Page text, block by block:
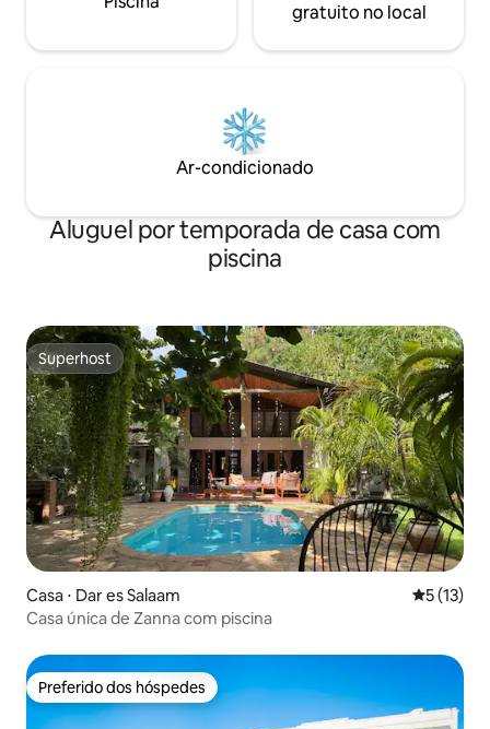
gratuito no local
Ar-condicionado
Aluguel por temporada de casa com
piscina
Superhost
Superhost
Casa ⋅ Dar es Salaam 5 de uma
5 (13)
Casa única de Zanna com piscina
Preferido dos hóspedes
Preferido dos hóspedes